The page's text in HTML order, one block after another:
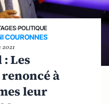
›POLITIQUE
COURONNES
Les
à
leur